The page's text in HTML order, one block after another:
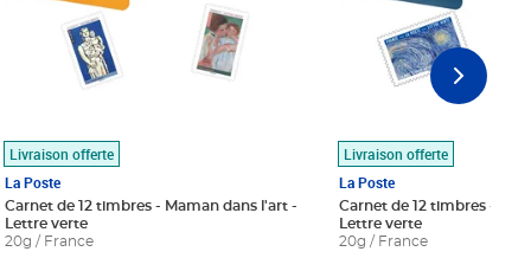
Livraison offerte
La Poste
Carnet de 12 timbres - Maman dans l'art -
Lettre verte
20g / France
Livraison offerte
La Poste
Carnet de 12 timbres - Le
Lettre verte
20g / France